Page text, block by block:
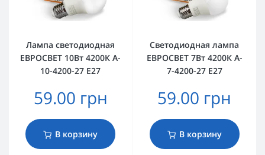
Лампа светодиодная
ЕВРОСВЕТ 10Вт 4200К A-
10-4200-27 Е27
59.00 грн
В корзину
Светодиодная лампа
ЕВРОСВЕТ 7Вт 4200К A-
7-4200-27 Е27
59.00 грн
В корзину